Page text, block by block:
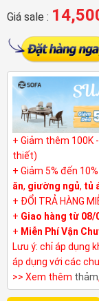
Giá sale :
+ Giảm thêm 100K
thiết)
+ Giảm 5% đến
ăn, giường ngủ, tủ
+ ĐỔI TRẢ HÀNG
+ Giao hàng từ
+ Miễn Phí Vận
Lưu ý: chỉ áp dụng
áp dụng với các
>> Xem thêm thảm,